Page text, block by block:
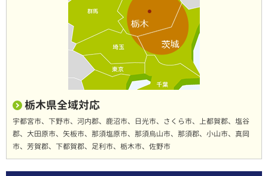
栃木県全域対応
宇都宮市、下野市、河内郡、鹿沼市、日光市、さくら市、上都賀郡、塩谷
郡、大田原市、矢板市、那須塩原市、那須烏山市、那須郡、小山市、真岡
市、芳賀郡、下都賀郡、足利市、栃木市、佐野市